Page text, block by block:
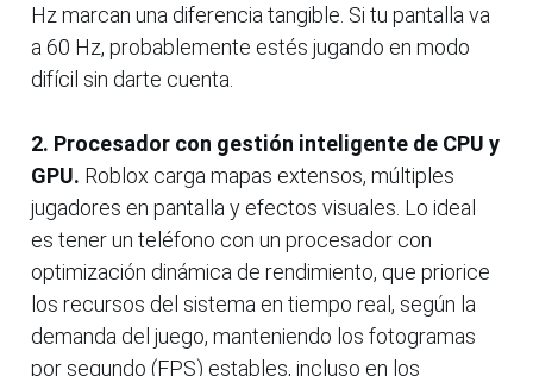
Hz marcan una diferencia tangible. Si tu pantalla va
a 60 Hz, probablemente estés jugando en modo
difícil sin darte cuenta.
2. Procesador con gestión inteligente de CPU y
GPU. Roblox carga mapas extensos, múltiples
jugadores en pantalla y efectos visuales. Lo ideal
es tener un teléfono con un procesador con
optimización dinámica de rendimiento, que priorice
los recursos del sistema en tiempo real, según la
demanda del juego, manteniendo los fotogramas
por segundo (FPS) estables, incluso en los